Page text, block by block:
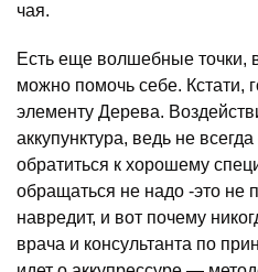
чая.
Есть еще волшебные точки,
можно помочь себе. Кстати,
элементу Дерева.
аккупунктура, ведь не
обратиться к хорошему
обращаться не надо -это не
навредит, и вот почему
врача и консультанта по